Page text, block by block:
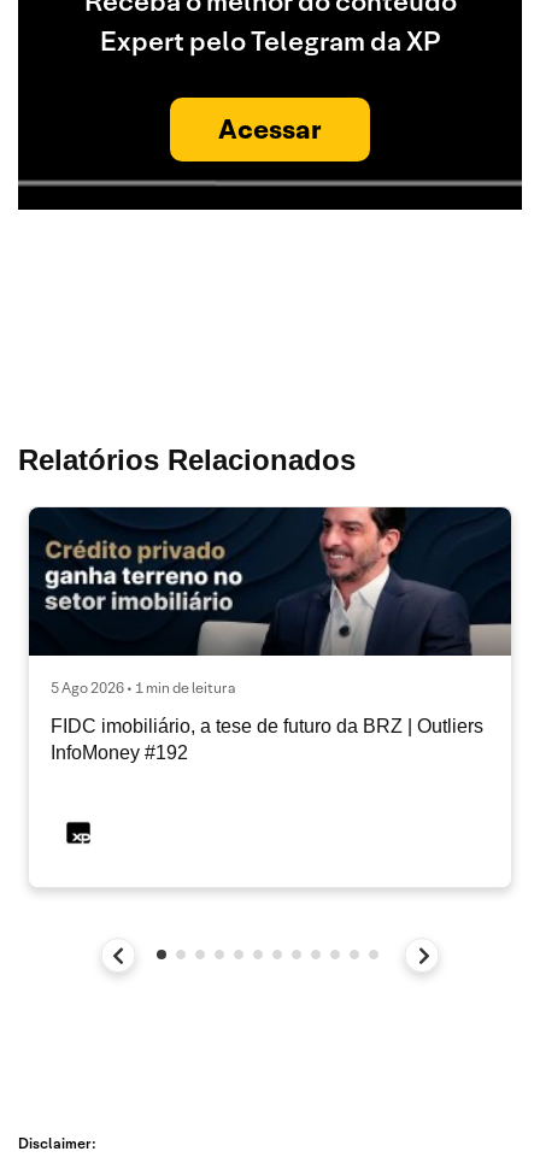
Expert pelo Telegram da XP
Acessar
Relatórios Relacionados
5 Ago 2026 • 1 min de leitura
FIDC imobiliário, a tese de futuro da BRZ | Outliers
InfoMoney #192
Disclaimer: